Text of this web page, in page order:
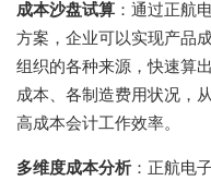
成本沙盘试算 ：通过正航
方案，企业可以实现产品
组织的各种来源，快速算
成本、各制造费用状况，
高成本会计工作效率。
多维度成本分析 ：正航电